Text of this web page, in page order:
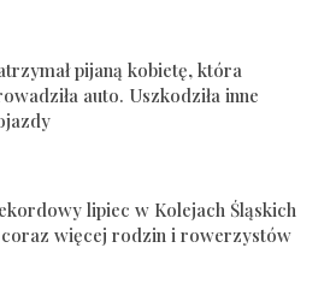
pijaną kobietę, która
auto. Uszkodziła inne
lipiec w Kolejach Śląskich
więcej rodzin i rowerzystów